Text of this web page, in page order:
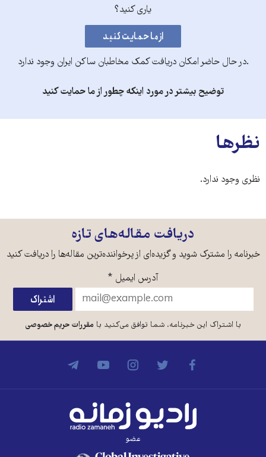
یاری کنید؟
.در حال حاضر امکان دریافت کمک مخاطبان ساکن ایران وجود ندارد
توضیح بیشتر در مورد اینکه چطور از ما حمایت کنید
نظرها
نظری وجود ندارد.
دریافت مقاله‌های تازه
خبرنامه را مشترک شوید و گزیده‌ای از پرخواننده‌ترین مقاله‌ها را دریافت کنید
آدرس ایمیل *
با اشتراک این خبرنامه، شما توافق می‌کنید بامقررات حریم خصوصی
عضو